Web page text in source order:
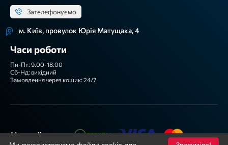
Зателефонуємо
м. Київ, провулок Юрія Матущака, 4
Часи роботи
Пн-Пт: 9.00-18.00
Сб-Нд: вихідний
Замовлення через кошик: 24/7
Ми приймаємо